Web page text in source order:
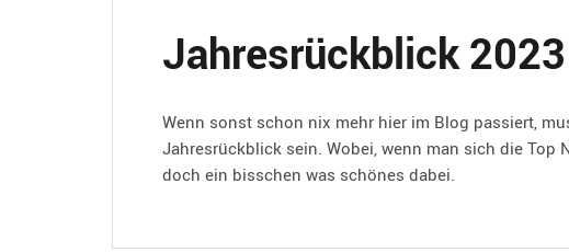
Jahresrückblick 2023
Wenn sonst schon nix mehr hier im Blog passiert,
Jahresrückblick sein. Wobei, wenn man sich die Top
doch ein bisschen was schönes dabei.